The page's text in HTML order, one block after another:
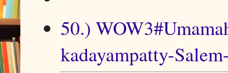
50.)
kadayampatty-